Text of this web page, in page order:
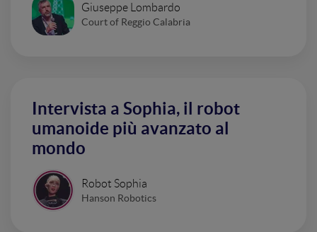
Giuseppe Lombardo
Court of Reggio Calabria
Intervista a Sophia, il robot
umanoide più avanzato al
mondo
Robot Sophia
Hanson Robotics